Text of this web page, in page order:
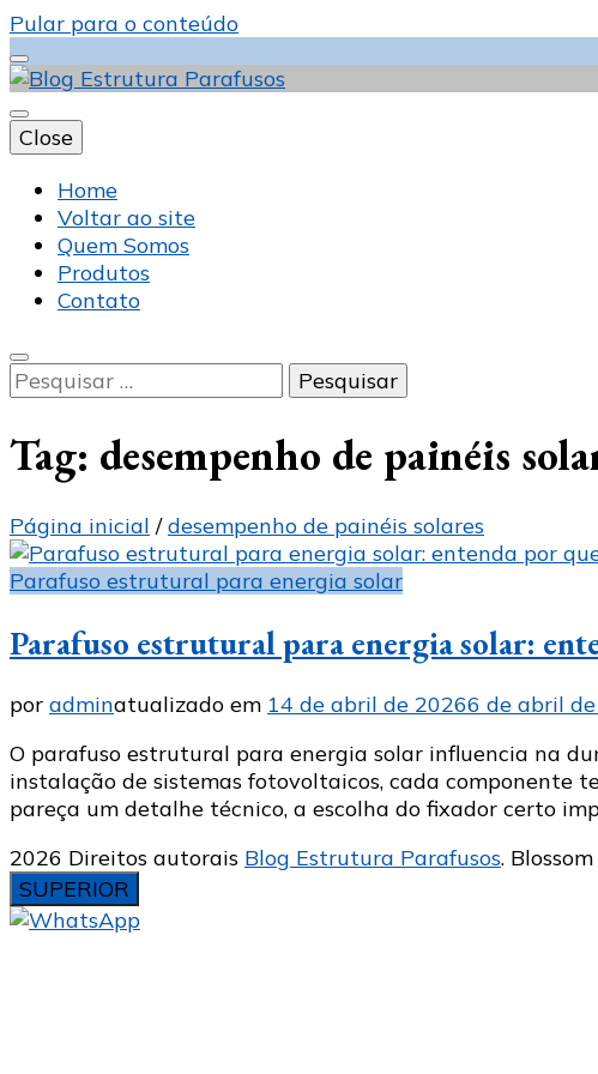
Pular para o conteúdo
Blog Estrutura
Close
Home
Voltar ao site
Quem Somos
Produtos
Contato
Pesquisar
por:
Tag: desempenho de painéis
Página inicial / desempenho de painéis solares
Parafuso estrutural para energia solar
Parafuso estrutural para energia solar:
por adminatualizado em 14 de abril de 20266 de abril
O parafuso estrutural para energia solar influencia na
instalação de sistemas fotovoltaicos, cada componente
pareça um detalhe técnico, a escolha do fixador certo
2026 Direitos autorais Blog Estrutura Parafusos.
SUPERIOR